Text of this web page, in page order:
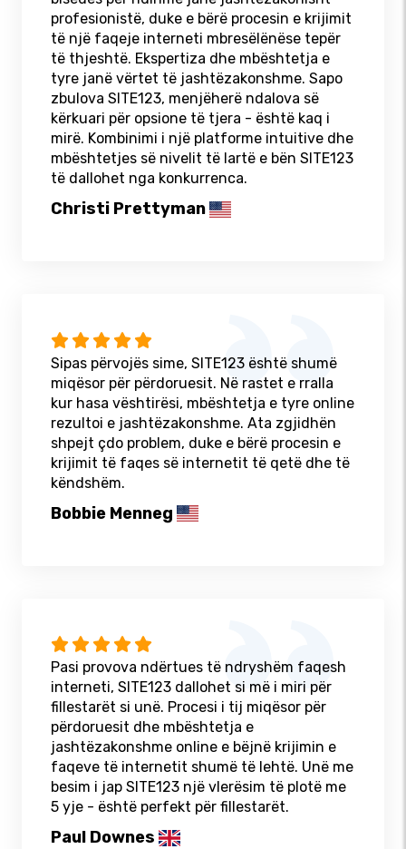
profesionistë, duke e bërë procesin e krijimit
të një faqeje interneti mbresëlënëse tepër
të thjeshtë. Ekspertiza dhe mbështetja e
tyre janë vërtet të jashtëzakonshme. Sapo
zbulova SITE123, menjëherë ndalova së
kërkuari për opsione të tjera - është kaq i
mirë. Kombinimi i një platforme intuitive dhe
mbështetjes së nivelit të lartë e bën SITE123
të dallohet nga konkurrenca.
Christi Prettyman
Sipas përvojës sime, SITE123 është shumë
miqësor për përdoruesit. Në rastet e rralla
kur hasa vështirësi, mbështetja e tyre online
rezultoi e jashtëzakonshme. Ata zgjidhën
shpejt çdo problem, duke e bërë procesin e
krijimit të faqes së internetit të qetë dhe të
këndshëm.
Bobbie Menneg
Pasi provova ndërtues të ndryshëm faqesh
interneti, SITE123 dallohet si më i miri për
fillestarët si unë. Procesi i tij miqësor për
përdoruesit dhe mbështetja e
jashtëzakonshme online e bëjnë krijimin e
faqeve të internetit shumë të lehtë. Unë me
besim i jap SITE123 një vlerësim të plotë me
5 yje - është perfekt për fillestarët.
Paul Downes